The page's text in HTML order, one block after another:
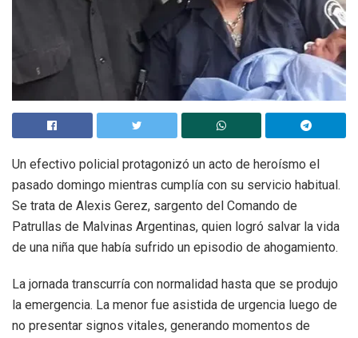
Un efectivo policial protagonizó un acto de heroísmo el
pasado domingo mientras cumplía con su servicio habitual.
Se trata de Alexis Gerez, sargento del Comando de
Patrullas de Malvinas Argentinas, quien logró salvar la vida
de una niña que había sufrido un episodio de ahogamiento.
La jornada transcurría con normalidad hasta que se produjo
la emergencia. La menor fue asistida de urgencia luego de
no presentar signos vitales, generando momentos de